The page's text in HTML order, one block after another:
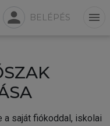
person BELÉPÉS menu
saját fiókoddal, iskolai